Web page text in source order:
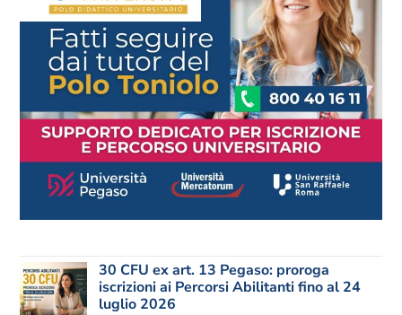
30 CFU ex art. 13 Pegaso: proroga
iscrizioni ai Percorsi Abilitanti fino al 24
luglio 2026